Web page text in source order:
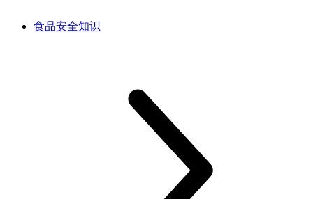
食品安全知识